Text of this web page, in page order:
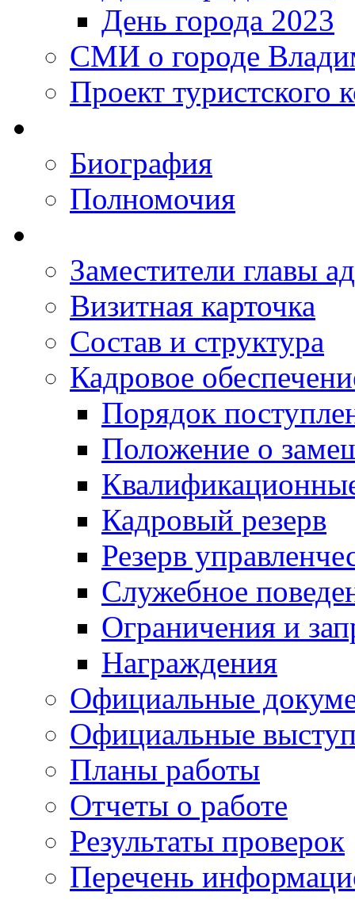
День города 2023
СМИ о городе
Проект туристского
Биография
Полномочия
Заместители главы
Визитная карточка
Состав и структура
Кадровое
Порядок
Положение о
Кадровый резерв
Резерв
Служебное
Ограничения и
Награждения
Официальные
Официальные
Планы работы
Отчеты о работе
Результаты проверок
Перечень